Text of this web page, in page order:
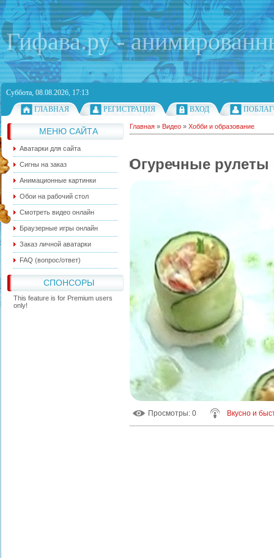
Гифава.ру -
Суббота, 08.08.2026, 17:13
ГЛАВНАЯ
РЕГИСТРАЦИЯ ВХОД
МЕНЮ САЙТА
Аватарки для сайта
Сигны на заказ
Анимационные картинки
Обои на рабочий стол
Смотреть видео онлайн
Браузерные игры онлайн
Заказ личной аватарки
FAQ (вопрос/ответ)
СПОНСОРЫ
This feature is for Premium users
only!
Главная » Видео » Хобби и образование
Огуречные рулеты
Просмотры: 0 Вкусно и